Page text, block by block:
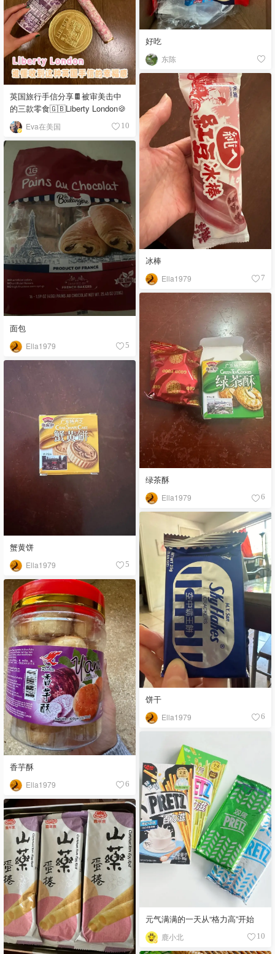
好吃
东陈
英国旅行手信分享🍫被审美击中
的三款零食🇬🇧Liberty London🍪
Eva在美国 10
冰棒
Ella1979 7
面包
Ella1979 5
绿茶酥
Ella1979 6
蟹黄饼
Ella1979 5
饼干
Ella1979 6
香芋酥
Ella1979 6
元气满满的一天从“格力高”开始
鹿小北 10